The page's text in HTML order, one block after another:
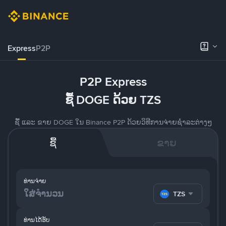
ExpressP2P
P2P Express
ຊື້ DOGE ດ້ວຍ TZS
ຊື້ ແລະ ຂາຍ DOGE ໃນ Binance P2P ດ້ວຍວິທີການຈ່າຍຊຳລະຕ່າງໆ
ຊື້ ຂາຍ
ທ່ານຈ່າຍ
TZS
ທ່ານໄດ້ຮັບ